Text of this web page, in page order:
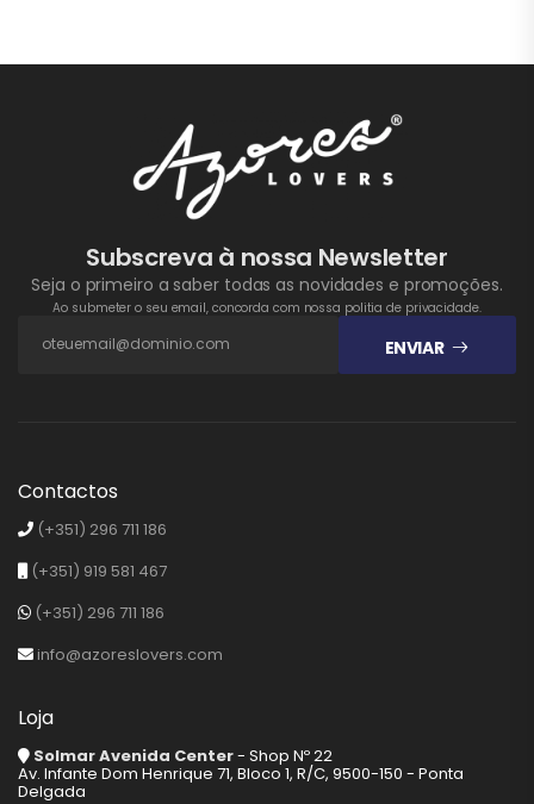
Subscreva à nossa Newsletter
Seja o primeiro a saber todas as novidades e promoções.
Ao submeter o seu email, concorda com nossa politia de privacidade.
ENVIAR
Contactos
(+351) 296 711 186
(+351) 919 581 467
(+351) 296 711 186
info@azoreslovers.com
Loja
Solmar Avenida Center- Shop Nº 22
Av. Infante Dom Henrique 71, Bloco 1, R/C, 9500-150 - Ponta
Delgada